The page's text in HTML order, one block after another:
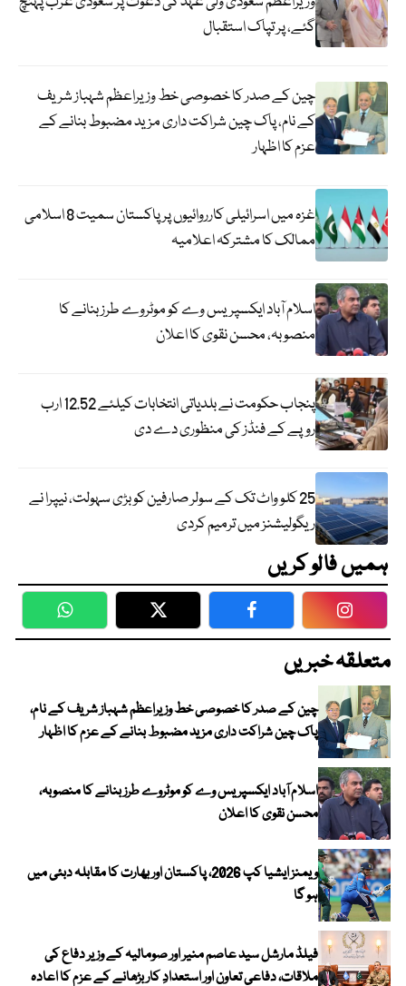
گئے، پر تپاک استقبال
چین کے صدر کا خصوصی خط وزیراعظم شہباز شریف
کے نام، پاک چین شراکت داری مزید مضبوط بنانے کے
عزم کا اظہار
غزہ میں اسرائیلی کارروائیوں پر پاکستان سمیت 8 اسلامی
ممالک کا مشترکہ اعلامیہ
اسلام آباد ایکسپریس وے کو موٹروے طرز بنانے کا
منصوبہ، محسن نقوی کا اعلان
پنجاب حکومت نے بلدیاتی انتخابات کیلئے 12.52 ارب
روپے کے فنڈز کی منظوری دے دی
25 کلو واٹ تک کے سولر صارفین کو بڑی سہولت، نیپرا نے
ریگولیشنز میں ترمیم کردی
ہمیں فالو کریں
WhatsApp Twitter Facebook
متعلقہ خبریں
چین کے صدر کا خصوصی خط وزیراعظم شہباز شریف کے نام،
پاک چین شراکت داری مزید مضبوط بنانے کے عزم کا اظہار
اسلام آباد ایکسپریس وے کو موٹروے طرز بنانے کا منصوبہ،
محسن نقوی کا اعلان
ویمنز ایشیا کپ 2026، پاکستان اور بھارت کا مقابلہ دبئی میں
ہو گا
فیلڈ مارشل سید عاصم منیر اور صومالیہ کے وزیر دفاع کی
ملاقات، دفاعی تعاون اور استعدادِ کار بڑھانے کے عزم کا اعادہ